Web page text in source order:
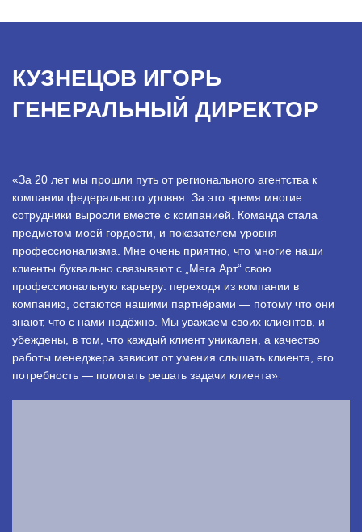
КУЗНЕЦОВ ИГОРЬ
ГЕНЕРАЛЬНЫЙ ДИРЕКТОР
«За 20 лет мы прошли путь от регионального агентства к
компании федерального уровня. За это время многие
сотрудники выросли вместе с компанией. Команда стала
предметом моей гордости, и показателем уровня
профессионализма. Мне очень приятно, что многие наши
клиенты буквально связывают с „Мега Арт“ свою
профессиональную карьеру: переходя из компании в
компанию, остаются нашими партнёрами — потому что они
знают, что с нами надёжно. Мы уважаем своих клиентов, и
убеждены, в том, что каждый клиент уникален, а качество
работы менеджера зависит от умения слышать клиента, его
потребность — помогать решать задачи клиента»